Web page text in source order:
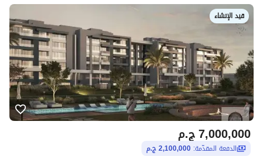
قيد الإنشاء
ج.م7,000,000
الدفعة المقدّمة: 2,100,000 ج.م